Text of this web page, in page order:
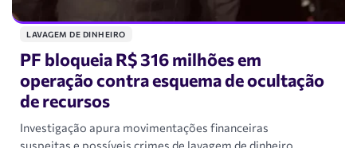
LAVAGEM DE DINHEIRO
PF bloqueia R$ 316 milhões em
operação contra esquema de ocultação
de recursos
Investigação apura movimentações financeiras